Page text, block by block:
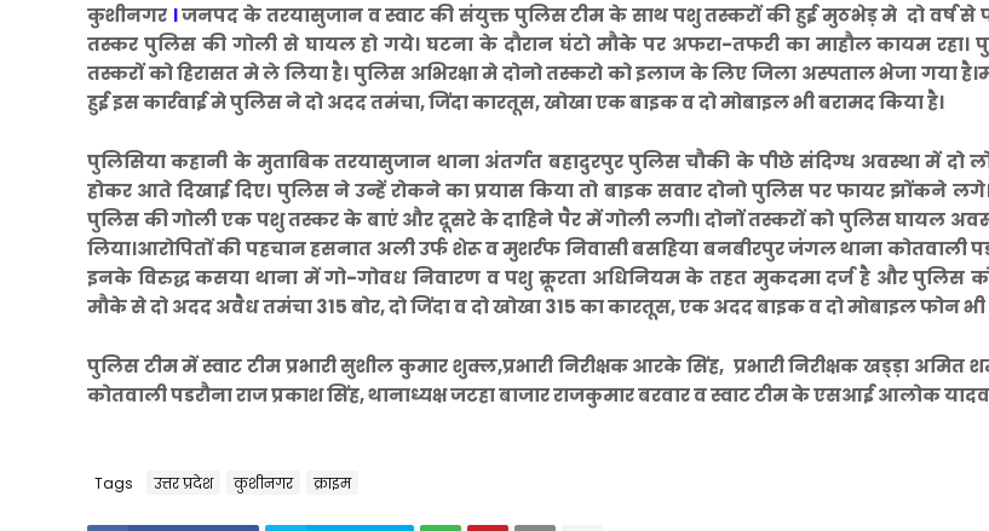
कुशीनगर ।जनपद के तरयासुजान व स्वाट की संयुक्त पुलिस टीम के साथ पशु तस्करों की हुई मुठभेड़ मे दो वर्ष से
तस्कर पुलिस की गोली से घायल हो गये। घटना के दौरान घंटो मौके पर अफरा-तफरी का माहौल कायम
तस्करों को हिरासत मे ले लिया है। पुलिस अभिरक्षा मे दोनो तस्करो को इलाज के लिए जिला अस्पताल भेजा गया
हुई इस कार्रवाई मे पुलिस ने दो अदद तमंचा, जिंदा कारतूस, खोखा एक बाइक व दो मोबाइल भी बरामद किया है।
पुलिसिया कहानी के मुताबिक तरयासुजान थाना अंतर्गत बहादुरपुर पुलिस चौकी के पीछे संदिग्ध अवस्था में दो
होकर आते दिखाई दिए। पुलिस ने उन्हें रोकने का प्रयास किया तो बाइक सवार दोनो पुलिस पर फायर झोंकने लगे।
पुलिस की गोली एक पशु तस्कर के बाएं और दूसरे के दाहिने पैर में गोली लगी। दोनों तस्करों को पुलिस घायल
लिया।आरोपितों की पहचान हसनात अली उर्फ शेरू व मुशर्रफ निवासी बसहिया बनबीरपुर जंगल थाना कोतवाली
इनके विरुद्ध कसया थाना में गो-गोवध निवारण व पशु क्रूरता अधिनियम के तहत मुकदमा दर्ज है और पुलिस
मौके से दो अदद अवैध तमंचा 315 बोर, दो जिंदा व दो खोखा 315 का कारतूस, एक अदद बाइक व दो मोबाइल फोन
पुलिस टीम में स्वाट टीम प्रभारी सुशील कुमार शुक्ल,प्रभारी निरीक्षक आरके सिंह, प्रभारी निरीक्षक खड्ड़ा अमित
कोतवाली पडरौना राज प्रकाश सिंह, थानाध्यक्ष जटहा बाजार राजकुमार बरवार व स्वाट टीम के एसआई आलोक
Tags उत्तर प्रदेश कुशीनगर क्राइम